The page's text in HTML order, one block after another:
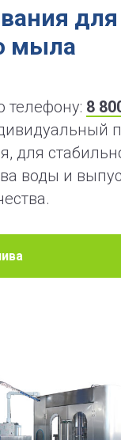
мыла
телефону: 8
для
воды и